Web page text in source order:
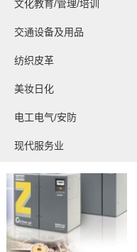
文化教育/管理/培训
交通设备及用品
纺织皮革
美妆日化
电工电气/安防
现代服务业